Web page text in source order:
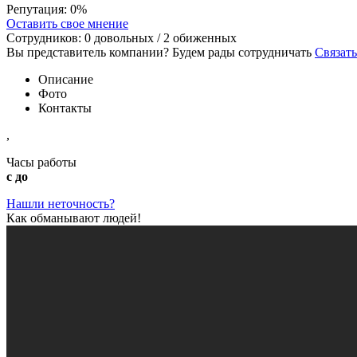
Репутация: 0%
Оставить свое мнение
Сотрудников: 0 довольных / 2 обиженных
Вы представитель компании? Будем рады сотрудничать
Описание
Фото
Контакты
,
Часы работы
с до
Нашли неточность?
Как обманывают людей!